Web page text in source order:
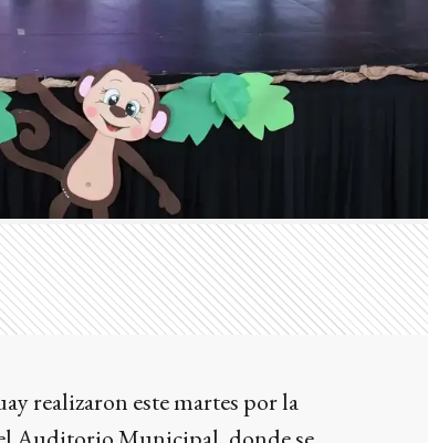
realizaron este martes por la